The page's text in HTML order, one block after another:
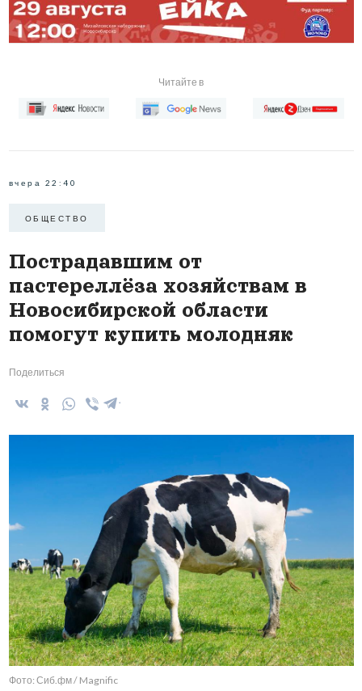
Читайте в
вчера 22:40
ОБЩЕСТВО
Пострадавшим от
пастереллёза хозяйствам в
Новосибирской области
помогут купить молодняк
Поделиться
Фото: Сиб.фм / Magnific